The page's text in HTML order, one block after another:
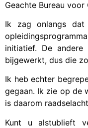
Geachte Bureau voor
Ik zag onlangs dat
initiatief. De
bijgewerkt, dus die
Ik heb echter
gegaan. Ik zie op de
is daarom
Kunt u alstublieft